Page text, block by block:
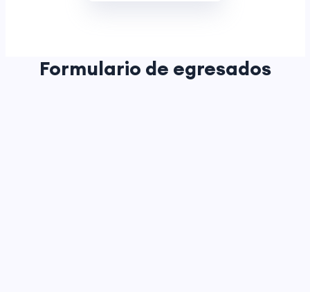
Formulario de egresados